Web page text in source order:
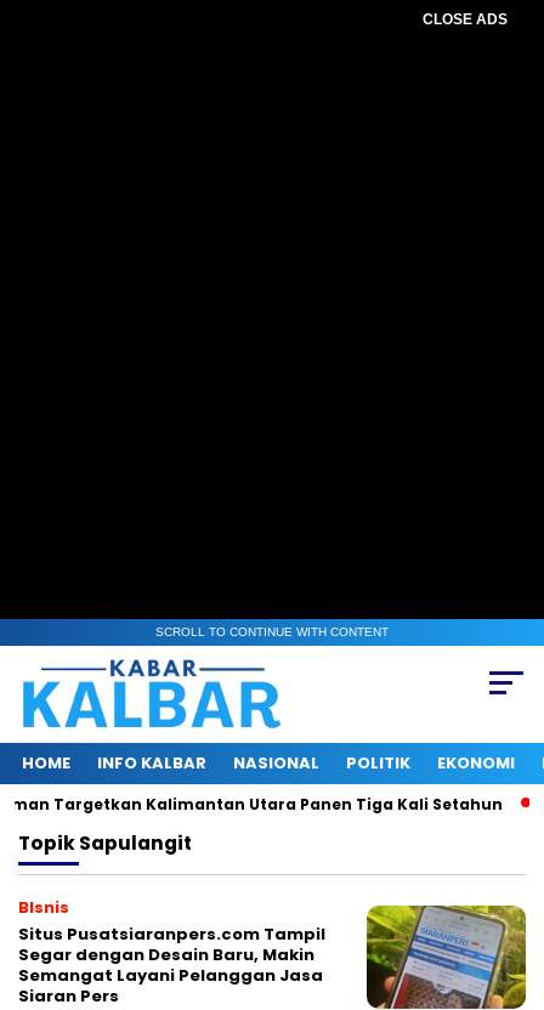
CLOSE ADS
SCROLL TO CONTINUE WITH CONTENT
HOME INFO KALBAR NASIONAL POLITIK EKONOMI
Targetkan Kalimantan Utara Panen Tiga Kali Setahun
TopikSapulangit
BIsnis
Situs Pusatsiaranpers.com Tampil
Segar dengan Desain Baru, Makin
Semangat Layani Pelanggan Jasa
Siaran Pers